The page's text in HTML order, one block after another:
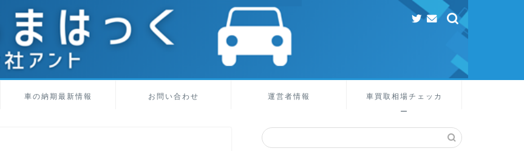
車の納期最新情報 お問い合わせ 運営者情報
車買取相場チェッカ
ー